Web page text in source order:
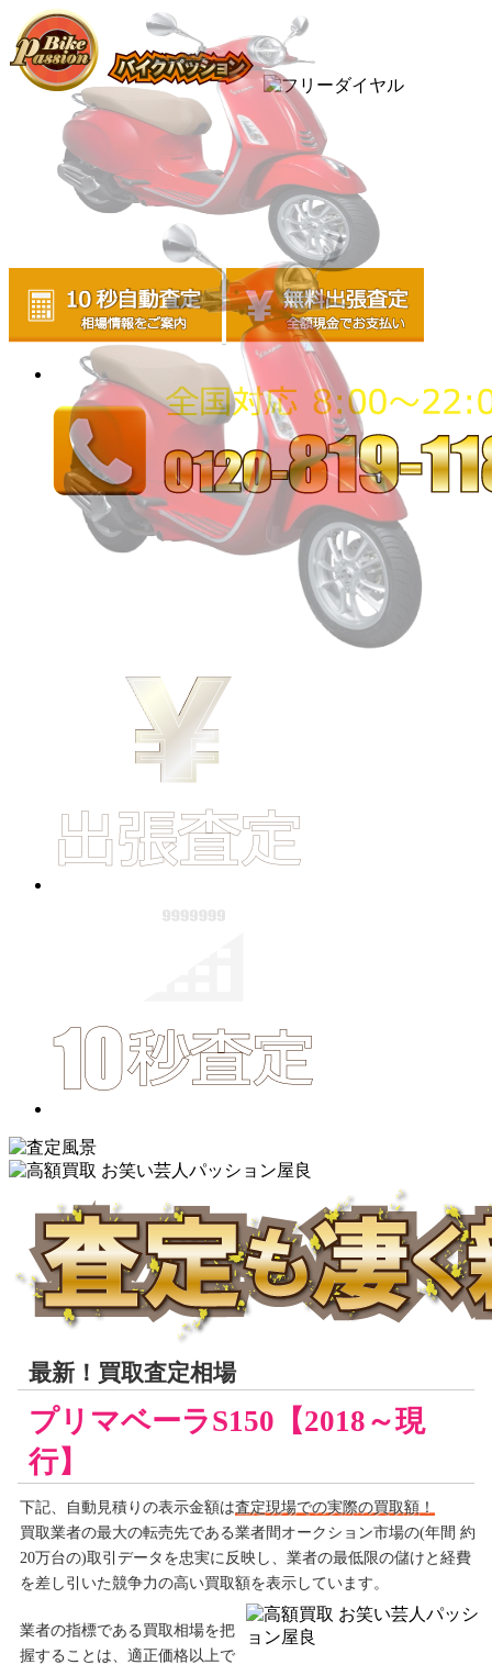
最新！買取査定相場
プリマベーラS150【2018～現
行】
下記、自動見積りの表示金額は査定現場での実際の買取額！
買取業者の最大の転売先である業者間オークション市場の(年間 約
20万台の)取引データを忠実に反映し、業者の最低限の儲けと経費
を差し引いた競争力の高い買取額を表示しています。
業者の指標である買取相場を把
握することは、適正価格以上で